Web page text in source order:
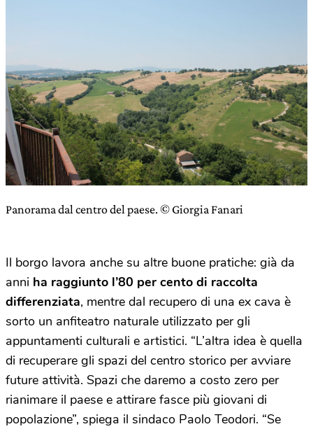
Panorama dal centro del paese. © Giorgia Fanari
Il borgo lavora anche su altre buone pratiche: già da
anni ha raggiunto l’80 per cento di raccolta
differenziata, mentre dal recupero di una ex cava è
sorto un anfiteatro naturale utilizzato per gli
appuntamenti culturali e artistici. “L’altra idea è quella
di recuperare gli spazi del centro storico per avviare
future attività. Spazi che daremo a costo zero per
rianimare il paese e attirare fasce più giovani di
popolazione”, spiega il sindaco Paolo Teodori. “Se